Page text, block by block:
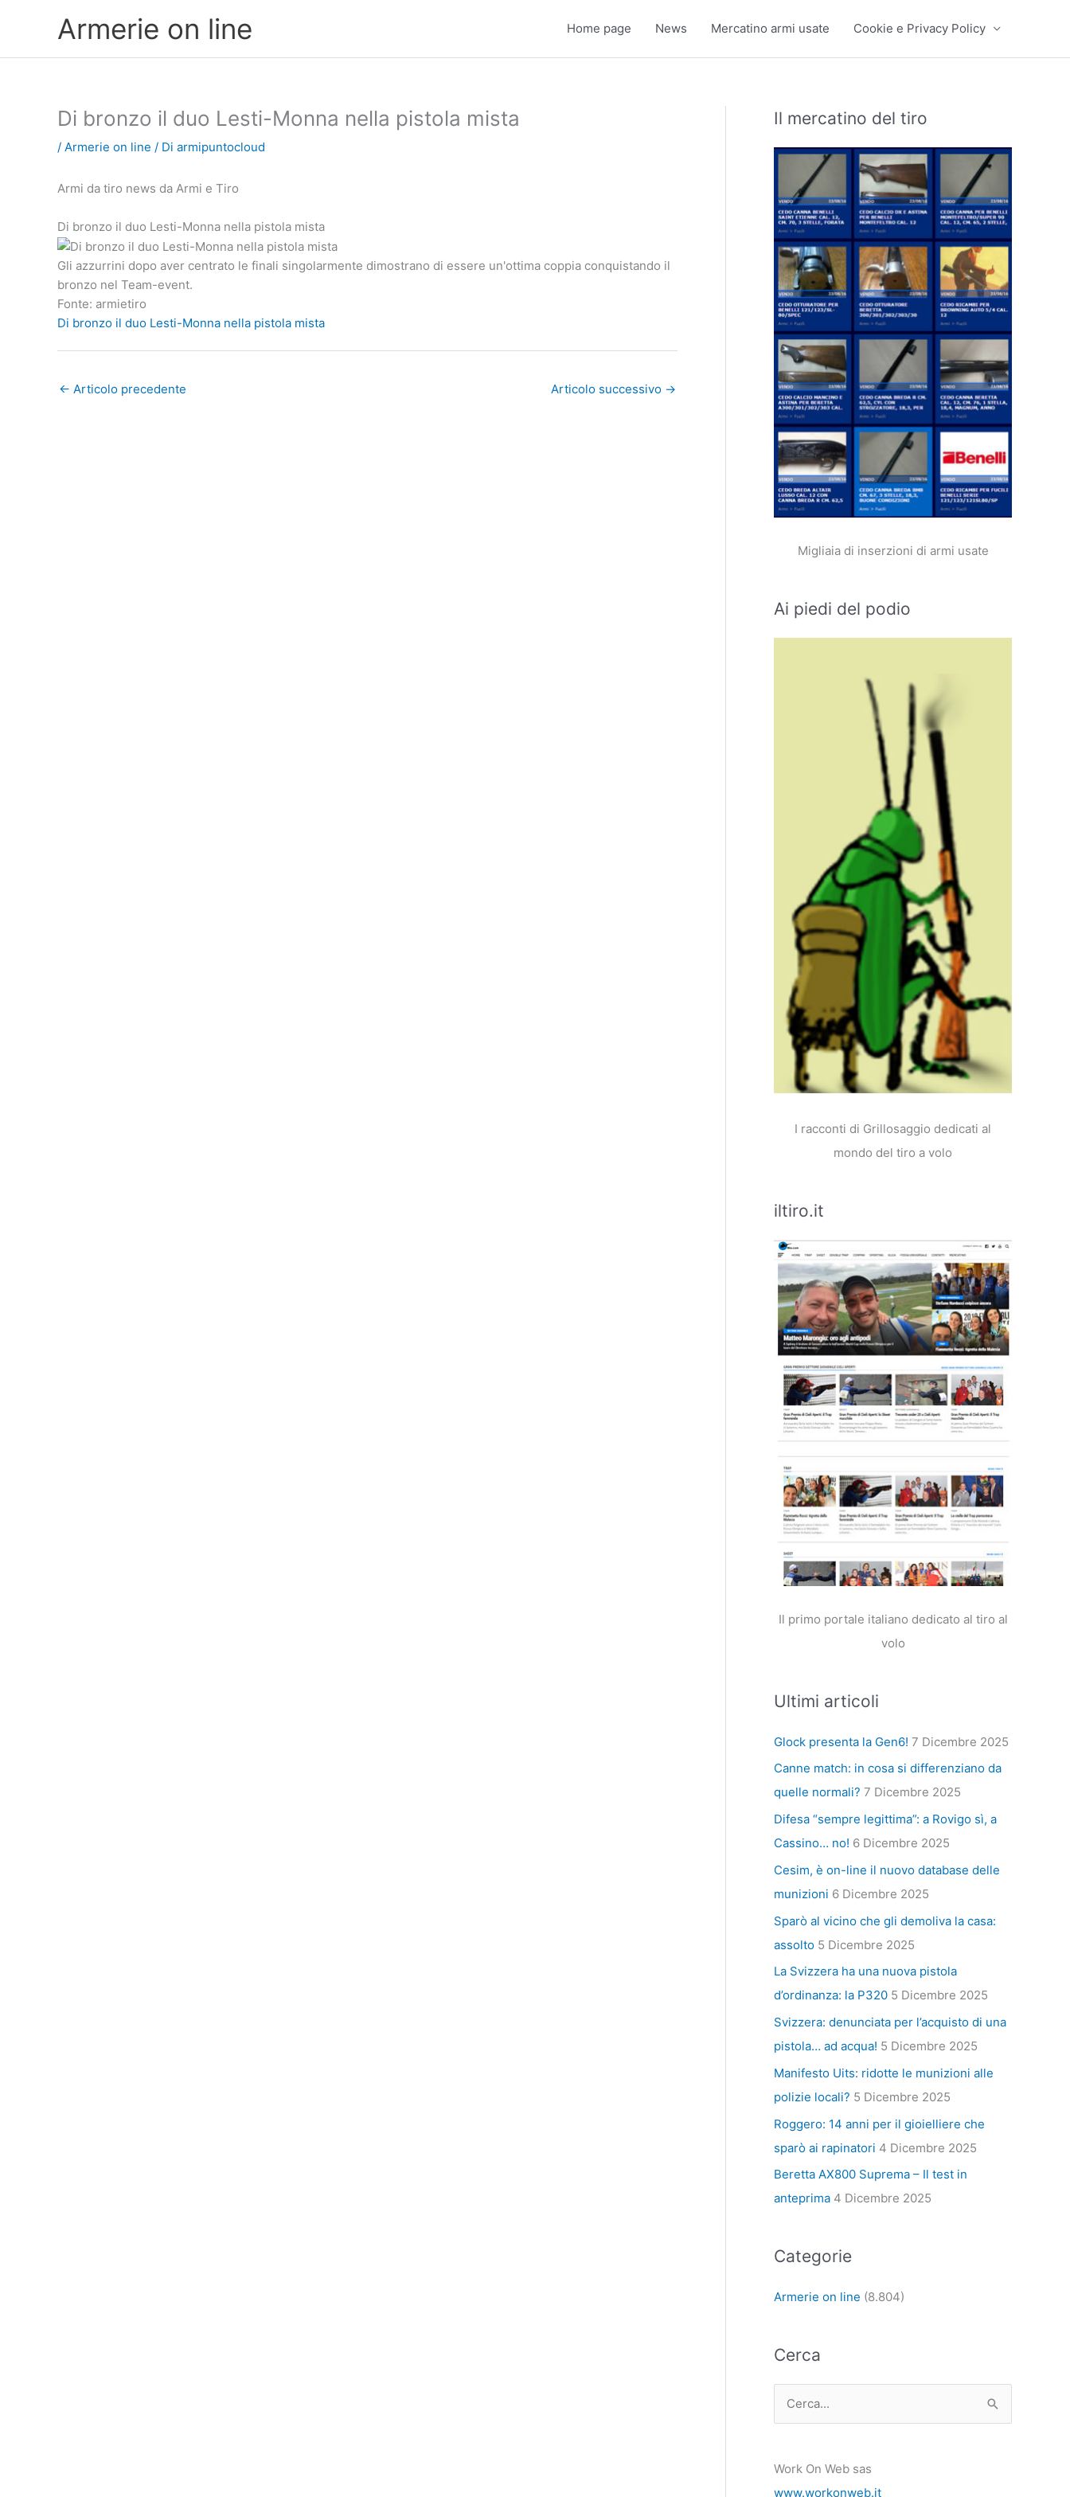
Armerie on line Home page News Mercatino armi usate Cookie e Privacy Policy
Di bronzo il duo Lesti-Monna nella pistola mista
/ Armerie on line / Di armipuntocloud
Armi da tiro news da Armi e Tiro
Di bronzo il duo Lesti-Monna nella pistola mista
Gli azzurrini dopo aver centrato le finali singolarmente dimostrano di essere un'ottima coppia conquistando il
bronzo nel Team-event.
Fonte: armietiro
Di bronzo il duo Lesti-Monna nella pistola mista
← Articolo precedente Articolo successivo →
Il mercatino del tiro
Migliaia di inserzioni di armi usate
Ai piedi del podio
I racconti di Grillosaggio dedicati al
mondo del tiro a volo
iltiro.it
Il primo portale italiano dedicato al tiro al
volo
Ultimi articoli
Glock presenta la Gen6! 7 Dicembre 2025
Canne match: in cosa si differenziano da
quelle normali? 7 Dicembre 2025
Difesa “sempre legittima”: a Rovigo sì, a
Cassino… no! 6 Dicembre 2025
Cesim, è on-line il nuovo database delle
munizioni 6 Dicembre 2025
Sparò al vicino che gli demoliva la casa:
assolto 5 Dicembre 2025
La Svizzera ha una nuova pistola
d’ordinanza: la P320 5 Dicembre 2025
Svizzera: denunciata per l’acquisto di una
pistola… ad acqua! 5 Dicembre 2025
Manifesto Uits: ridotte le munizioni alle
polizie locali? 5 Dicembre 2025
Roggero: 14 anni per il gioielliere che
sparò ai rapinatori 4 Dicembre 2025
Beretta AX800 Suprema – Il test in
anteprima 4 Dicembre 2025
Categorie
Armerie on line (8.804)
Cerca
Work On Web sas
www.workonweb.it